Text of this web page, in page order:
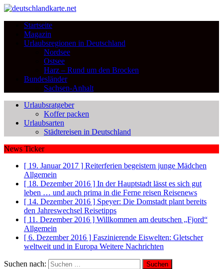
Startseite
Magazin
Urlaubsregionen in Deutschland
Nordsee
Ostsee
Harz – Rund um den Brocken
Bundesländer
Sachsen-Anhalt
Urlaubsratgeber
Koffer packen
Urlaubsarten
Städtereisen in Deutschland
News Ticker
[ 19. Januar 2017 ] Reiterferien begeistern junge Mädchen
Allgemein
[ 18. Dezember 2016 ] In der Hauptstadt lässt es sich gut
leben … und auch prima in die Ferne reisen Reisenews
[ 14. Dezember 2016 ] Speyer: Die Domstadt plant bereits
den Jahreswechsel Reisetipps
[ 11. Dezember 2016 ] Willkommen am deutschen „Fjord“
Allgemein
[ 6. Dezember 2016 ] Faszinierende Eiswelten: Gletscher
weltweit und in Europa Weitere Nachrichten
Suchen nach: